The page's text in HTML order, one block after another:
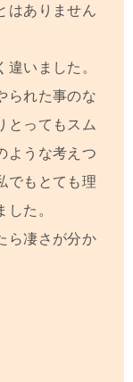
はありません
いました。
られた事のな
とってもスム
ような考えつ
でもとても理
た。
ら凄さが分か